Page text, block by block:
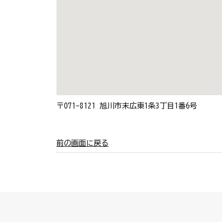
〒071-8121 旭川市末広東1条3丁目1番6号
前の画面に戻る